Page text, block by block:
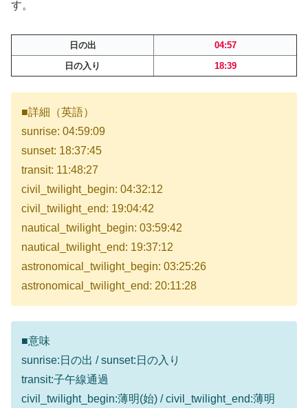
す。
日の出
04:57
日の入り
18:39
■詳細（英語）
sunrise: 04:59:09
sunset: 18:37:45
transit: 11:48:27
civil_twilight_begin: 04:32:12
civil_twilight_end: 19:04:42
nautical_twilight_begin: 03:59:42
nautical_twilight_end: 19:37:12
astronomical_twilight_begin: 03:25:26
astronomical_twilight_end: 20:11:28
■意味
sunrise:日の出 / sunset:日の入り
transit:子午線通過
civil_twilight_begin:薄明(始) / civil_twilight_end:薄明